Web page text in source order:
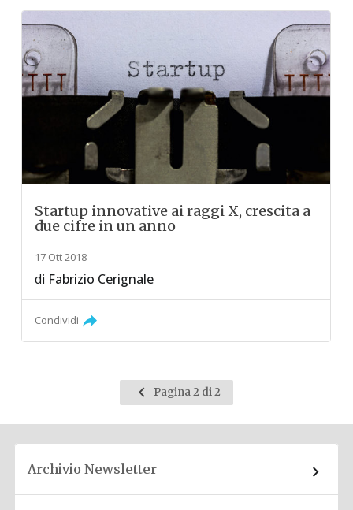
Startup innovative ai raggi X, crescita a
due cifre in un anno
17 Ott 2018
di Fabrizio Cerignale
Condividi
Pagina
precedente
Pagina 2 di 2
Archivio Newsletter